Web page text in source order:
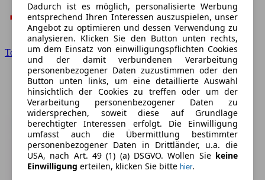
Toyota
Dadurch ist es möglich, personalisierte Werbung
entsprechend Ihren Interessen auszuspielen, unser
Angebot zu optimieren und dessen Verwendung zu
analysieren. Klicken Sie den Button unten rechts,
um dem Einsatz von einwilligungspflichten Cookies
und der damit verbundenen Verarbeitung
personenbezogener Daten zuzustimmen oder den
Button unten links, um eine detaillierte Auswahl
hinsichtlich der Cookies zu treffen oder um der
Verarbeitung personenbezogener Daten zu
widersprechen, soweit diese auf Grundlage
berechtigter Interessen erfolgt. Die Einwilligung
umfasst auch die Übermittlung bestimmter
personenbezogener Daten in Drittländer, u.a. die
USA, nach Art. 49 (1) (a) DSGVO. Wollen Sie keine
Einwilligung erteilen, klicken Sie bitte hier.